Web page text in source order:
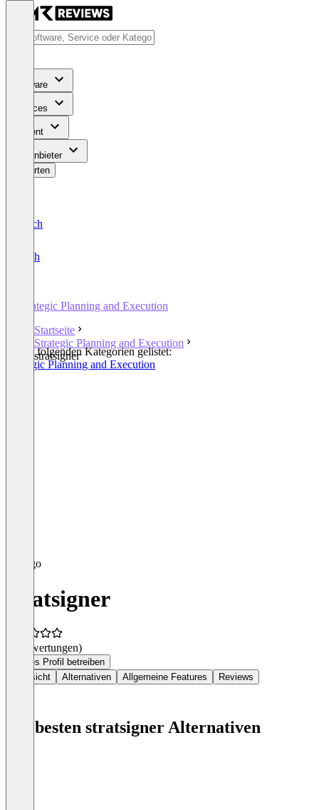
Software
Services
Content
Für Anbieter
Bewerten
Deutsch
English
Strategic Planning and Execution
Startseite
Strategic Planning and Execution
stratsigner
In den folgenden Kategorien gelistet:
Strategic Planning and Execution
stratsigner
(0 Bewertungen)
Dieses Profil betreiben
Übersicht
Alternativen Allgemeine Features Reviews
Die besten stratsigner Alternativen